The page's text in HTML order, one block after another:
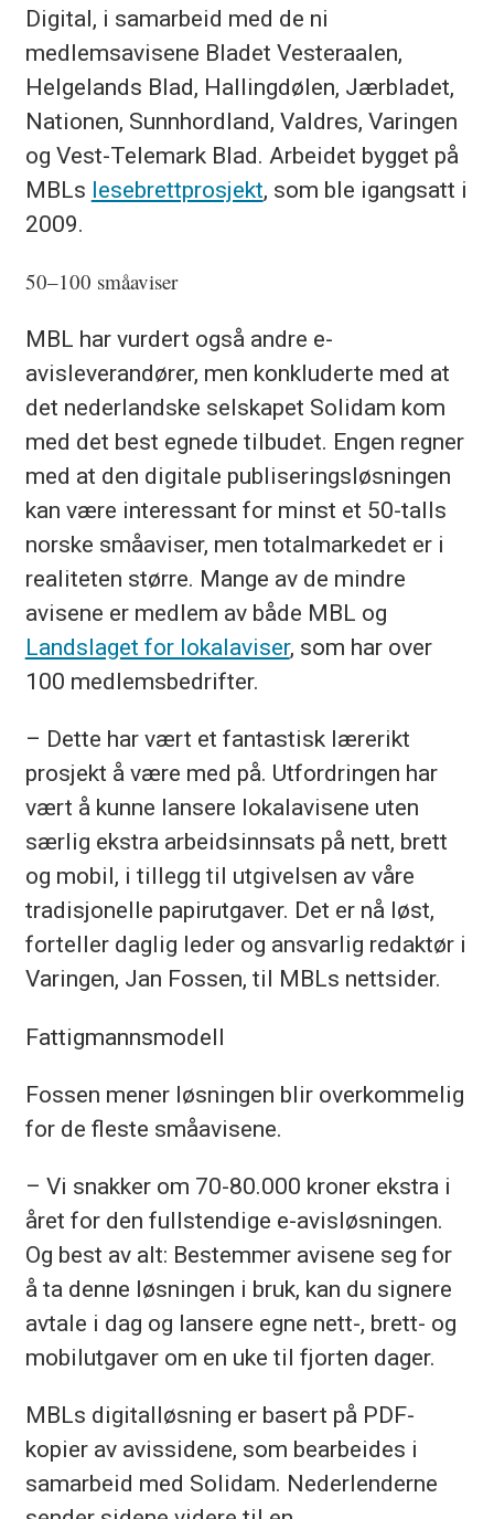
Digital, i samarbeid med de ni
medlemsavisene Bladet Vesteraalen,
Helgelands Blad, Hallingdølen, Jærbladet,
Nationen, Sunnhordland, Valdres, Varingen
og Vest-Telemark Blad. Arbeidet bygget på
MBLs lesebrettprosjekt, som ble igangsatt i
2009.
50–100 småaviser
MBL har vurdert også andre e-
avisleverandører, men konkluderte med at
det nederlandske selskapet Solidam kom
med det best egnede tilbudet. Engen regner
med at den digitale publiseringsløsningen
kan være interessant for minst et 50-talls
norske småaviser, men totalmarkedet er i
realiteten større. Mange av de mindre
avisene er medlem av både MBL og
Landslaget for lokalaviser, som har over
100 medlemsbedrifter.
– Dette har vært et fantastisk lærerikt
prosjekt å være med på. Utfordringen har
vært å kunne lansere lokalavisene uten
særlig ekstra arbeidsinnsats på nett, brett
og mobil, i tillegg til utgivelsen av våre
tradisjonelle papirutgaver. Det er nå løst,
forteller daglig leder og ansvarlig redaktør i
Varingen, Jan Fossen, til MBLs nettsider.
Fattigmannsmodell
Fossen mener løsningen blir overkommelig
for de fleste småavisene.
– Vi snakker om 70-80.000 kroner ekstra i
året for den fullstendige e-avisløsningen.
Og best av alt: Bestemmer avisene seg for
å ta denne løsningen i bruk, kan du signere
avtale i dag og lansere egne nett-, brett- og
mobilutgaver om en uke til fjorten dager.
MBLs digitalløsning er basert på PDF-
kopier av avissidene, som bearbeides i
samarbeid med Solidam. Nederlenderne